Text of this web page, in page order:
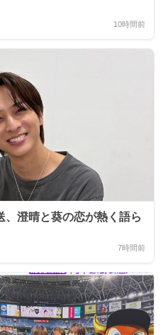
10時間前
、澄晴と葵の恋が熱く語ら
7時間前